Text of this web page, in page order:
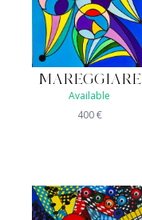
MAREGGIARE
Available
400€